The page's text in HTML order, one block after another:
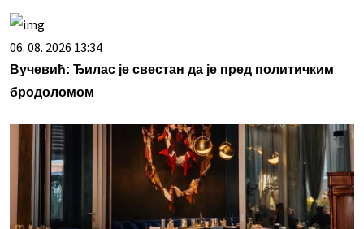
06. 08. 2026 13:34
Вучевић: Ђилас је свестан да је пред политичким
бродоломом